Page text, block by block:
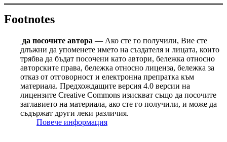
Footnotes
да посочите автора — Ако сте го получили, Вие сте
длъжни да упоменете името на създателя и лицата, които
трябва да бъдат посочени като автори, бележка относно
авторските права, бележка относно лиценза, бележка за
отказ от отговорност и електронна препратка към
материала. Предхождащите версия 4.0 версии на
лицензите Сreative Сommons изискват също да посочите
заглавието на материала, ако сте го получили, и може да
съдържат други леки различия.
Повече информация